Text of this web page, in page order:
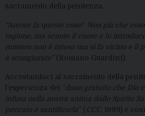
sacramento della penitenza.
“Amore fa queste cose! Non già che
ragione, ma scuote il cuore e lo
mistero non è inteso ma si fa vicino e il
è scongiurato”(Romano Guardini).
Accostandoci al sacramento della
l’esperienza del “dono gratuito che Dio
infusa nella nostra anima dallo Spirito
peccato e santificarla ” ( CCC , 1999) e